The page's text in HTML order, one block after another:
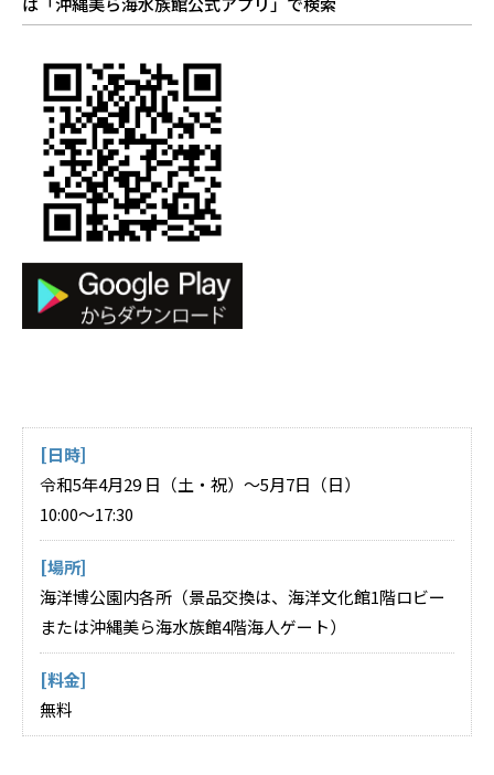
[日時]
令和5年4月29 日（土・祝）～5月7日（日）
10:00～17:30
[場所]
海洋博公園内各所（景品交換は、海洋文化館1階ロビー
または沖縄美ら海水族館4階海人ゲート）
[料金]
無料